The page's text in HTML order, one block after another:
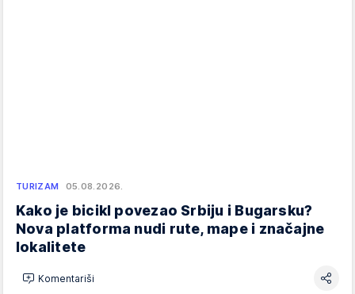
TURIZAM 05.08.2026.
Kako je bicikl povezao Srbiju i Bugarsku?
Nova platforma nudi rute, mape i značajne
lokalitete
Komentariši